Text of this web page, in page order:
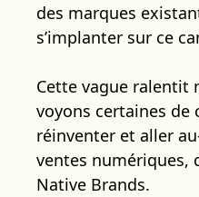
des marques
s’implanter sur ce
Cette vague ralentit
voyons certaines de
réinventer et aller
ventes numériques,
Native Brands.